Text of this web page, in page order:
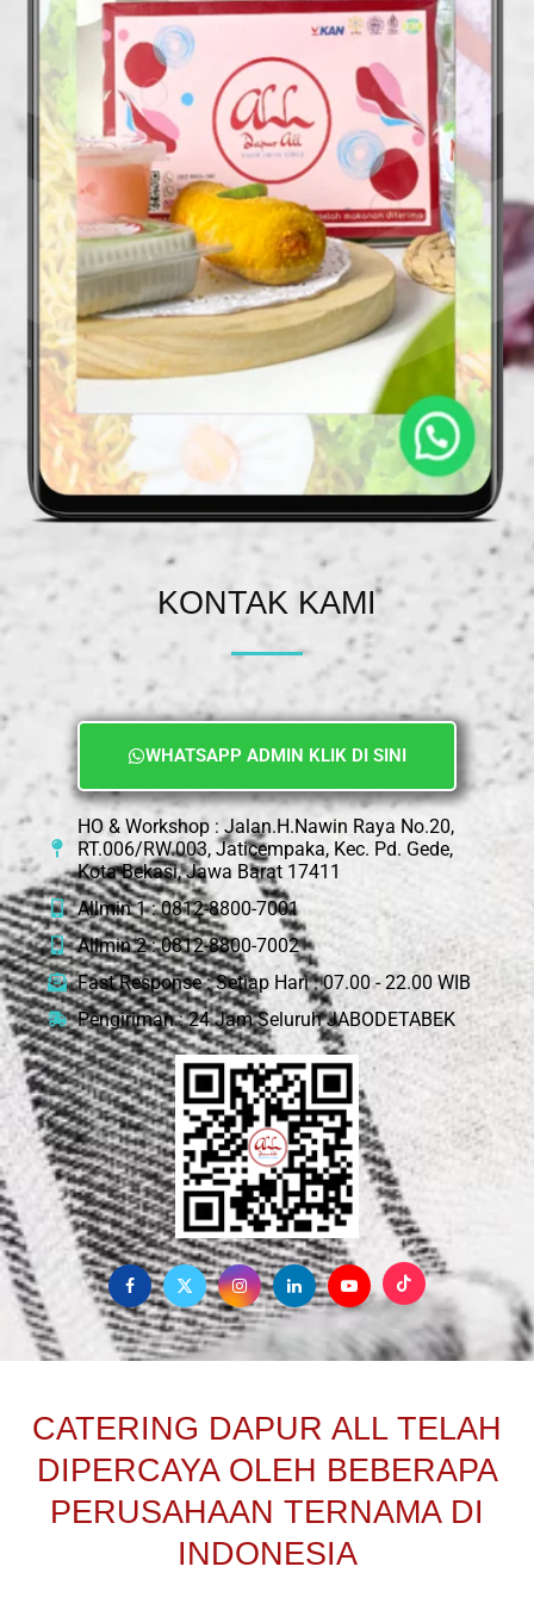
KONTAK KAMI
WHATSAPP ADMIN KLIK DI SINI
HO & Workshop : Jalan.H.Nawin Raya No.20,
RT.006/RW.003, Jaticempaka, Kec. Pd. Gede,
Kota Bekasi, Jawa Barat 17411
Allmin 1 : 0812-8800-7001
Allmin 2 : 0812-8800-7002
Fast Response : Setiap Hari : 07.00 - 22.00 WIB
Pengiriman : 24 Jam Seluruh JABODETABEK
CATERING DAPUR ALL TELAH
DIPERCAYA OLEH BEBERAPA
PERUSAHAAN TERNAMA DI
INDONESIA